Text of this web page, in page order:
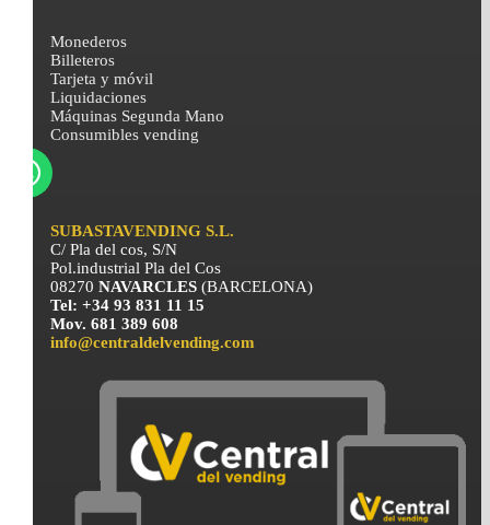
Monederos
Billeteros
Tarjeta y móvil
Liquidaciones
Máquinas Segunda Mano
Consumibles vending
SUBASTAVENDING S.L.
C/ Pla del cos, S/N
Pol.industrial Pla del Cos
08270NAVARCLES(BARCELONA)
Tel: +34 93 831 11 15
Mov. 681 389 608
info@centraldelvending.com